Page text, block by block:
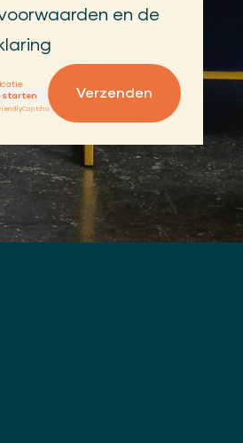
en de
starten
Captcha ⇗
Verzenden